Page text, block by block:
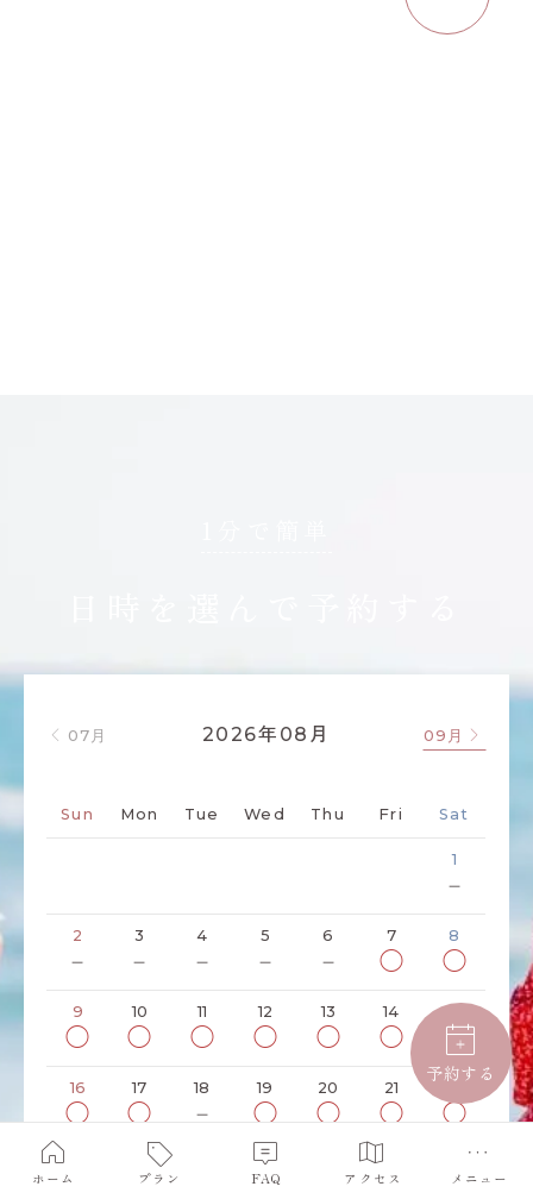
ホーム プラン FAQ アクセス メニュー
予約する
2026年 08 月
07月 09月
Sun Mon Tue Wed Thu Fri Sat
1
－
2
－
3
－
4
－
5
－
6
－
7
◯
8
◯
9
◯
10
◯
11
◯
12
◯
13
◯
14
◯ ◯
16
◯
17
◯
18
－
19
◯
20
◯
21
◯ ◯
◯ ◯
26
◯
28
◯ ◯